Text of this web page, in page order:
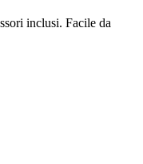
inclusi. Facile da